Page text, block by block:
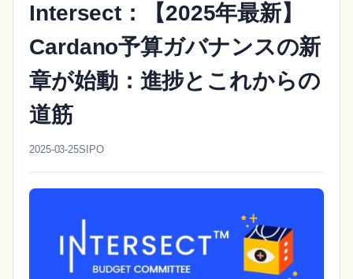
Intersect：【2025年最新】
Cardano予算ガバナンスの新
章が始動：進捗とこれからの
道筋
2025-03-25SIPO